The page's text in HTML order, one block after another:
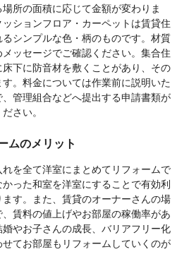
所の面積に応じて金額が変わりま
ションフロア・カーペットは賃貸住
シンプルな色・柄のものです。材質
ッセージでご確認ください。集合住
下に防音材を敷くことがあり、その
。料金については作業前に説明いた
管理組合などへ提出する申請書類が
さい。
ムのメリット
を全て洋室にまとめてリフォームで
った和室を洋室にすることで有効利
す。また、賃貸のオーナーさんの場
賃料の値上げやお部屋の稼働率があ
やお子さんの成長、バリアフリー化
てお部屋もリフォームしていくのが